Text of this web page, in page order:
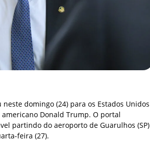
neste domingo (24) para os Estados Unidos
Donald Trump. O portal
partindo do aeroporto de Guarulhos (SP)
feira (27).